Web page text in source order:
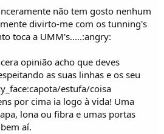
não tem gosto nenhum
divirto-me com os tunning's
toca a UMM's.....:angry:
opinião acho que deves
as suas linhas e os seu
estufa/coisa
por cima ia logo à vida! Uma
lona ou fibra e umas portas
aí.